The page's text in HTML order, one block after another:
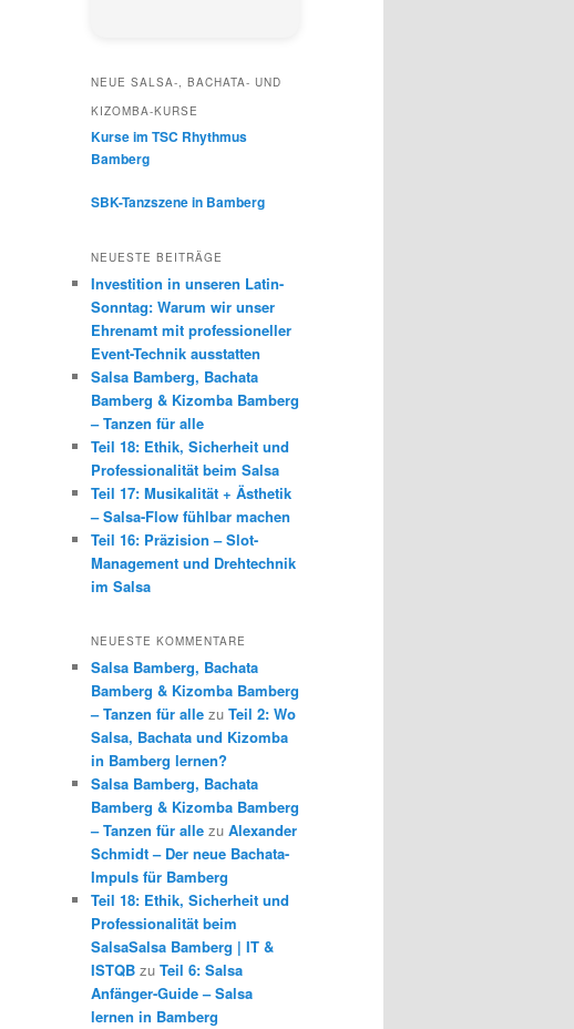
NEUE SALSA-, BACHATA- UND
KIZOMBA-KURSE
Kurse im TSC Rhythmus
Bamberg
SBK-Tanzszene in Bamberg
NEUESTE BEITRÄGE
Investition in unseren Latin-
Sonntag: Warum wir unser
Ehrenamt mit professioneller
Event-Technik ausstatten
Salsa Bamberg, Bachata
Bamberg & Kizomba Bamberg
– Tanzen für alle
Teil 18: Ethik, Sicherheit und
Professionalität beim Salsa
Teil 17: Musikalität + Ästhetik
– Salsa-Flow fühlbar machen
Teil 16: Präzision – Slot-
Management und Drehtechnik
im Salsa
NEUESTE KOMMENTARE
Salsa Bamberg, Bachata
Bamberg & Kizomba Bamberg
– Tanzen für alle zu Teil 2: Wo
Salsa, Bachata und Kizomba
in Bamberg lernen?
Salsa Bamberg, Bachata
Bamberg & Kizomba Bamberg
– Tanzen für alle zu Alexander
Schmidt – Der neue Bachata-
Impuls für Bamberg
Teil 18: Ethik, Sicherheit und
Professionalität beim
SalsaSalsa Bamberg | IT &
ISTQB zu Teil 6: Salsa
Anfänger-Guide – Salsa
lernen in Bamberg